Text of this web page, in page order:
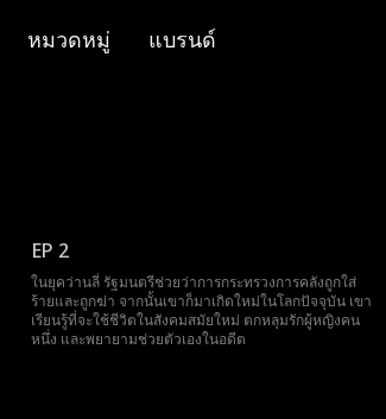
หมวดหมู่ แบรนด์
EP 2
ในยุคว่านลี่ รัฐมนตรีช่วยว่าการกระทรวงการคลังถูกใส่
ร้ายและถูกฆ่า จากนั้นเขาก็มาเกิดใหม่ในโลกปัจจุบัน เขา
เรียนรู้ที่จะใช้ชีวิตในสังคมสมัยใหม่ ตกหลุมรักผู้หญิงคน
หนึ่ง และพยายามช่วยตัวเองในอดีต